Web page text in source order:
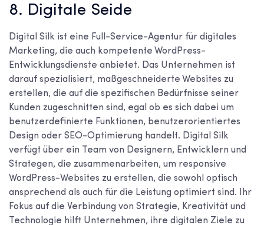
8. Digitale Seide
Digital Silk ist eine Full-Service-Agentur für digitales
Marketing, die auch kompetente WordPress-
Entwicklungsdienste anbietet. Das Unternehmen ist
darauf spezialisiert, maßgeschneiderte Websites zu
erstellen, die auf die spezifischen Bedürfnisse seiner
Kunden zugeschnitten sind, egal ob es sich dabei um
benutzerdefinierte Funktionen, benutzerorientiertes
Design oder SEO-Optimierung handelt. Digital Silk
verfügt über ein Team von Designern, Entwicklern und
Strategen, die zusammenarbeiten, um responsive
WordPress-Websites zu erstellen, die sowohl optisch
ansprechend als auch für die Leistung optimiert sind. Ihr
Fokus auf die Verbindung von Strategie, Kreativität und
Technologie hilft Unternehmen, ihre digitalen Ziele zu